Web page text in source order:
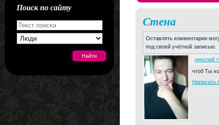
Поиск по сайту
Стена
Оставлять комментарии
под своей учётной записью.
николай
чтоб Ты
Написать